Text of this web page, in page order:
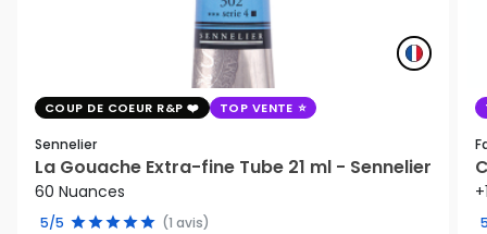
COUP DE COEUR R&P TOP VENTE
Sennelier
La Gouache Extra-fine Tube 21 ml - Sennelier
60 Nuances
5/5 (1 avis)